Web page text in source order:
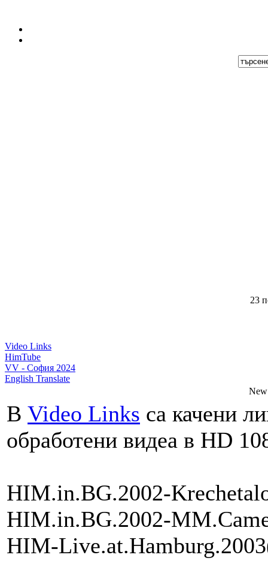
23
Video Links
HimTube
VV - София 2024
English Translate
В Video Links са качени
обработени видеа в HD
HIM.in.BG.2002-
HIM.in.BG.2002-
HIM-